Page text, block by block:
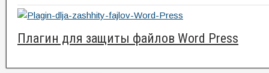
Плагин для защиты файлов Word Press